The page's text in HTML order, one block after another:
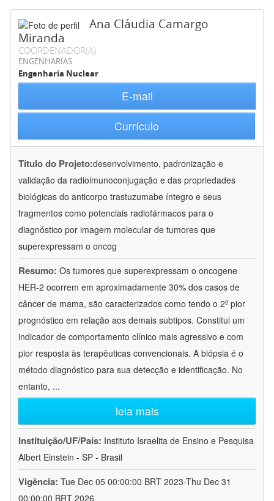
Ana Cláudia Camargo
Miranda
COORDENADOR(A)
ENGENHARIAS
Engenharia Nuclear
E-mail
Currículo
Título do Projeto:desenvolvimento, padronização e
validação da radioimunoconjugação e das propriedades
biológicas do anticorpo trastuzumabe íntegro e seus
fragmentos como potenciais radiofármacos para o
diagnóstico por imagem molecular de tumores que
superexpressam o oncog
Resumo: Os tumores que superexpressam o oncogene
HER-2 ocorrem em aproximadamente 30% dos casos de
câncer de mama, são caracterizados como tendo o 2º pior
prognóstico em relação aos demais subtipos. Constitui um
indicador de comportamento clínico mais agressivo e com
pior resposta às terapêuticas convencionais. A biópsia é o
método diagnóstico para sua detecção e identificação. No
entanto, ...
leia mais
Instituição/UF/País: Instituto Israelita de Ensino e Pesquisa
Albert Einstein - SP - Brasil
Vigência: Tue Dec 05 00:00:00 BRT 2023-Thu Dec 31
00:00:00 BRT 2026